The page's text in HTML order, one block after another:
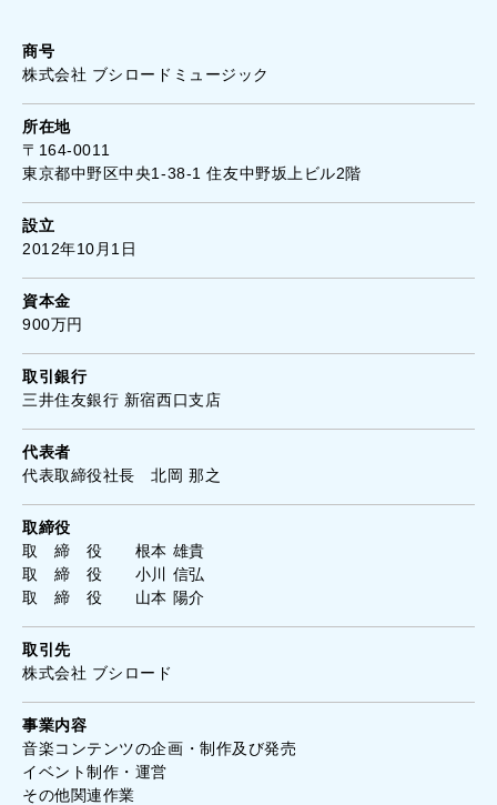
商号
株式会社 ブシロードミュージック
所在地
〒164-0011
東京都中野区中央1-38-1 住友中野坂上ビル2階
設立
2012年10月1日
資本金
900万円
取引銀行
三井住友銀行 新宿西口支店
代表者
代表取締役社長 北岡 那之
取締役
取 締 役 根本 雄貴
取 締 役 小川 信弘
取 締 役 山本 陽介
取引先
株式会社 ブシロード
事業内容
音楽コンテンツの企画・制作及び発売
イベント制作・運営
その他関連作業